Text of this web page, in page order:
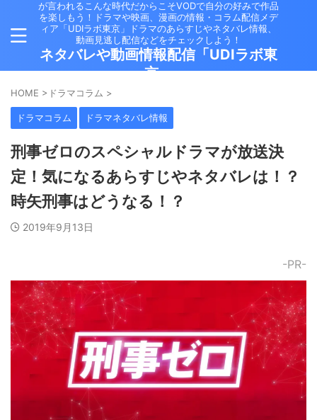
が言われるこんな時代だからこそVODで自分の好みで作品
を楽しもう！ドラマや映画、漫画の情報・コラム配信メデ
ィア「UDIラボ東京」ドラマのあらすじやネタバレ情報、
動画見逃し配信などをチェックしよう！
ネタバレや動画情報配信「UDIラボ東
京」
HOME > ドラマコラム >
ドラマコラム ドラマネタバレ情報
刑事ゼロのスペシャルドラマが放送決
定！気になるあらすじやネタバレは！？
時矢刑事はどうなる！？
2019年9月13日
-PR-